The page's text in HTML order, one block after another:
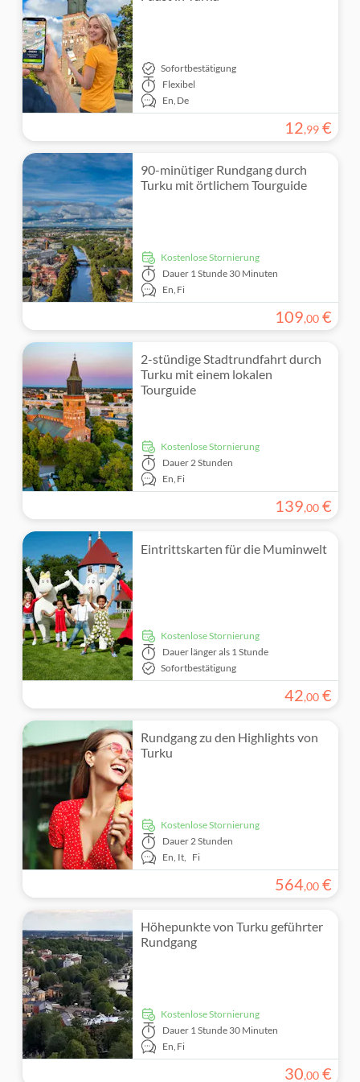
Kleine Gruppengröße
Expertenleitfaden
Eintritte inbegriffen
Must-Sees
Sightseeing & Traditionen
Sofortbestätigung
Flexibel
En,De
12,99 €
90-minütiger Rundgang durch
Turku mit örtlichem Tourguide
kostenlose Stornierung
Dauer 1 Stunde 30 Minuten
En,Fi
109,00 €
2-stündige Stadtrundfahrt durch
Turku mit einem lokalen
Tourguide
kostenlose Stornierung
Dauer2 Stunden
En,Fi
139,00 €
Eintrittskarten für die Muminwelt
kostenlose Stornierung
Dauer länger als 1 Stunde
Sofortbestätigung
42,00 €
Rundgang zu den Highlights von
Turku
kostenlose Stornierung
Dauer2 Stunden
En, It, Fi
564,00 €
Höhepunkte von Turku geführter
Rundgang
kostenlose Stornierung
Dauer 1 Stunde 30 Minuten
En,Fi
30,00 €